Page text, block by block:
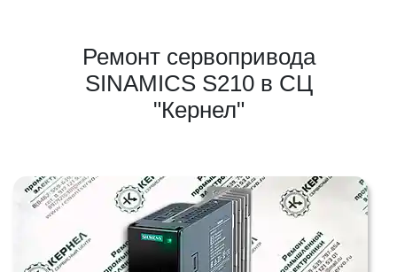
Ремонт сервопривода
SINAMICS S210 в СЦ
"Кернел"